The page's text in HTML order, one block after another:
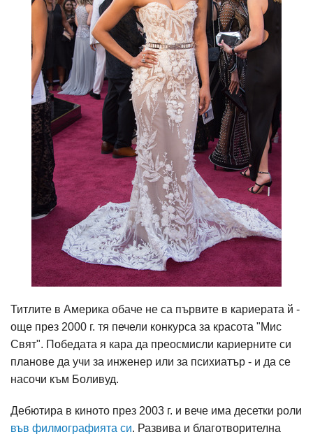
Титлите в Америка обаче не са първите в кариерата й -
още през 2000 г. тя печели конкурса за красота "Мис
Свят". Победата я кара да преосмисли кариерните си
планове да учи за инженер или за психиатър - и да се
насочи към Боливуд.
Дебютира в киното през 2003 г. и вече има десетки роли
във филмографията си. Развива и благотворителна